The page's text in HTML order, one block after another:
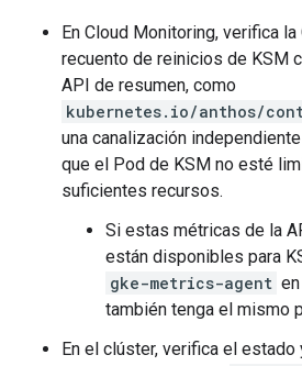
En Cloud Monitoring, verifica
recuento de reinicios de KSM
API de resumen, como
kubernetes.io/anthos/
una canalización
que el Pod de KSM no esté
suficientes recursos.
Si estas métricas de la
están disponibles para
gke-metrics-agent
también tenga el mismo
En el clúster, verifica el